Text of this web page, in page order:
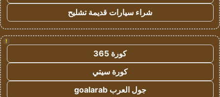
شراء سيارات قديمة تشليح
!
كورة 365
كورة سيتي
جول العرب goalarab